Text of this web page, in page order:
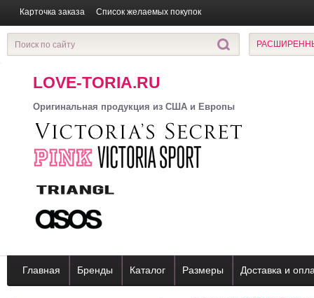
Карточка заказа Список желаемых покупок
LOVE-TORIA.RU
Оригинальная продукция из США и Европы
Главная Бренды Каталог Размеры Доставка и